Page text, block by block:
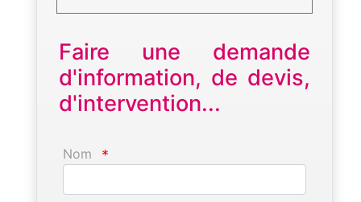
Faire une demande
d'information, de devis,
d'intervention...
Nom *